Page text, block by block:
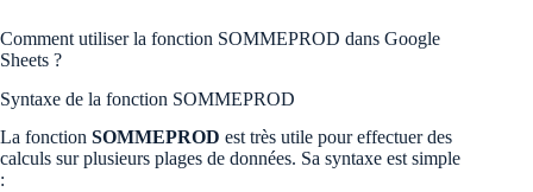
Comment utiliser la fonction SOMMEPROD dans Google
Sheets ?
Syntaxe de la fonction SOMMEPROD
La fonction SOMMEPROD est très utile pour effectuer des
calculs sur plusieurs plages de données. Sa syntaxe est simple
: